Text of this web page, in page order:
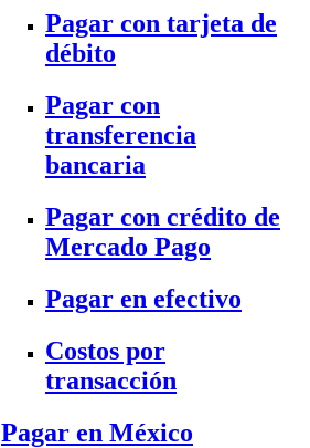
Pagar con tarjeta de
débito
Pagar con
transferencia
bancaria
Pagar con crédito de
Mercado Pago
Pagar en efectivo
Costos por
transacción
Pagar en México